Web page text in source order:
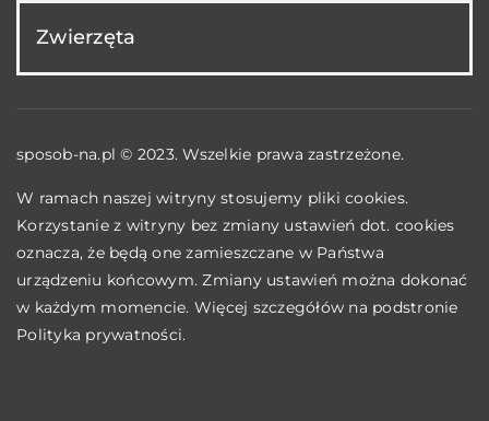
Zwierzęta
sposob-na.pl © 2023. Wszelkie prawa zastrzeżone.
W ramach naszej witryny stosujemy pliki cookies.
Korzystanie z witryny bez zmiany ustawień dot. cookies
oznacza, że będą one zamieszczane w Państwa
urządzeniu końcowym. Zmiany ustawień można dokonać
w każdym momencie. Więcej szczegółów na podstronie
Polityka prywatności.